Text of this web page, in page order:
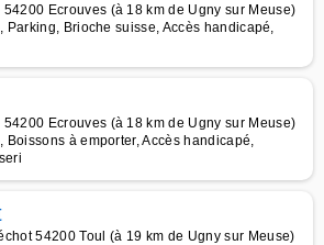
Ecrouves (à 18 km de Ugny sur Meuse)
Parking, Brioche suisse, Accès handicapé,
Ecrouves (à 18 km de Ugny sur Meuse)
Boissons à emporter, Accès handicapé,
54200 Toul (à 19 km de Ugny sur Meuse)